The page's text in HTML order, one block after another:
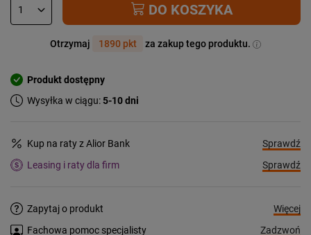
DO KOSZYKA
Otrzymaj 1890 pkt za zakup tego produktu.
Produkt dostępny
Wysyłka w ciągu:5-10 dni
Kup na raty z Alior Bank
Sprawdź
Leasing i raty dla firm
Sprawdź
Zapytaj o produkt
Więcej
Fachowa pomoc specjalisty
Zadzwoń